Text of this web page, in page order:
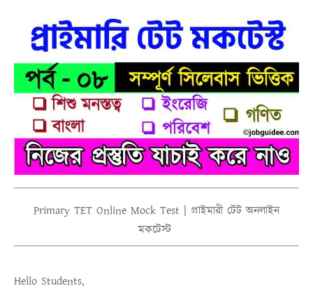
Primary TET Online Mock Test | প্রাইমারী টেট অনলাইন
মকটেস্ট
Hello Students,